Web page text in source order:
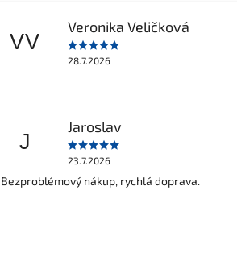
VV
Veronika Veličková
28.7.2026
J
Jaroslav
23.7.2026
Bezproblémový nákup, rychlá doprava.